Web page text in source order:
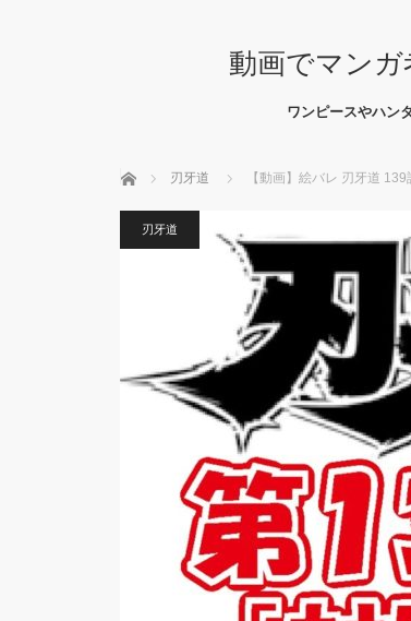
動画でマンガ
ワンピースやハン
ホーム 刃牙道 【動画】絵バレ 刃牙道
刃牙道